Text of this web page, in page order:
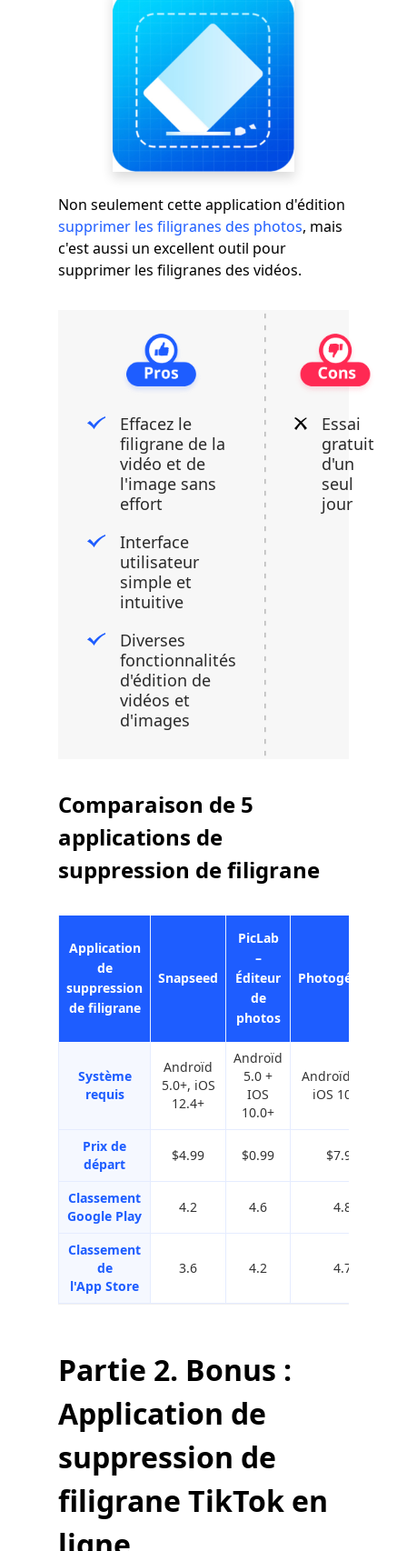
Non seulement cette application d'édition
supprimer les filigranes des photos, mais
c'est aussi un excellent outil pour
supprimer les filigranes des vidéos.
Effacez le
filigrane de la
vidéo et de
l'image sans
effort
Interface
utilisateur
simple et
intuitive
Diverses
fonctionnalités
d'édition de
vidéos et
d'images
Essai
gratuit
d'un
seul
jour
Comparaison de 5
applications de
suppression de filigrane
Application
de
suppression
de filigrane
Snapseed
PicLab
–
Éditeur
de
photos
Photogénique
Système
requis
Androïd
5.0+, iOS
12.4+
Androïd
5.0 +
IOS
10.0+
Androïd 4.4 +
iOS 10.0 +
Prix ​​de
départ
$4.99 $0.99 $7.99
Classement
Google Play
4.2 4.6 4.8
Classement
de
l'App Store
3.6 4.2 4.7
Partie 2. Bonus :
Application de
suppression de
filigrane TikTok en